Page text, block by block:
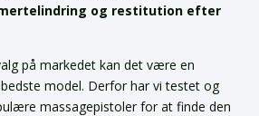
og restitution efter
på markedet kan det være en
model. Derfor har vi testet og
massagepistoler for at finde den